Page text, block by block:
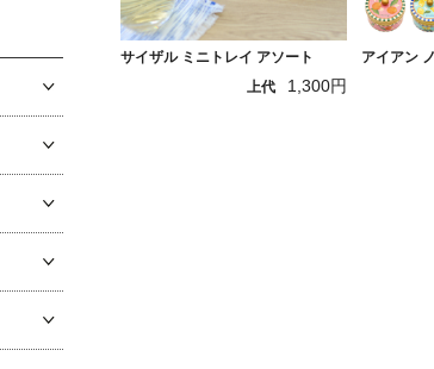
サイザル ミニトレイ アソート
上代
1,300円
アイアン